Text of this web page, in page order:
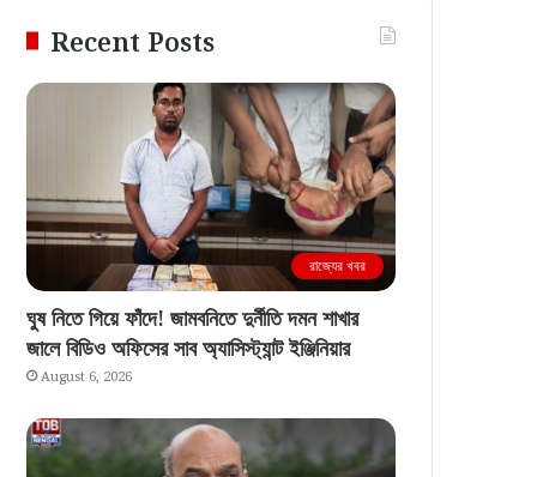
Recent Posts
রাজ্যের খবর
ঘুষ নিতে গিয়ে ফাঁদে! জামবনিতে দুর্নীতি দমন শাখার
জালে বিডিও অফিসের সাব অ্যাসিস্ট্যান্ট ইঞ্জিনিয়ার
August 6, 2026